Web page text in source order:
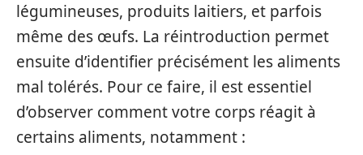
légumineuses, produits laitiers, et parfois
même des œufs. La réintroduction permet
ensuite d’identifier précisément les aliments
mal tolérés. Pour ce faire, il est essentiel
d’observer comment votre corps réagit à
certains aliments, notamment :